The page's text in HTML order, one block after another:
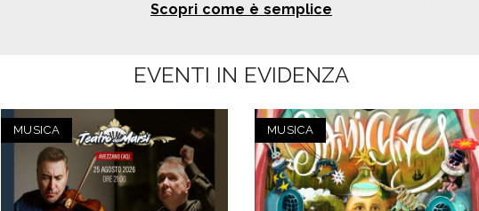
Scopri come è semplice
EVENTI IN EVIDENZA
MUSICA MUSICA